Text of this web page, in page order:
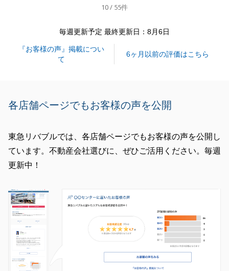
う精一杯サポートさせていただきました。
えあってのことと存じます。
また、現在保有されております不動産につきまして
も、売却・賃貸・資産活用など、今後もお役に立てる
気軽にお声がけください。
い申し上げます。
10 / 55件
毎週更新予定 最終更新日：8月6日
『お客様の声』掲載につい
て
6ヶ月以前の評価はこちら
各店舗ページでもお客様の声を公開
東急リバブルでは、各店舗ページでもお客様の声を公開し
ています。不動産会社選びに、ぜひご活用ください。毎週
更新中！